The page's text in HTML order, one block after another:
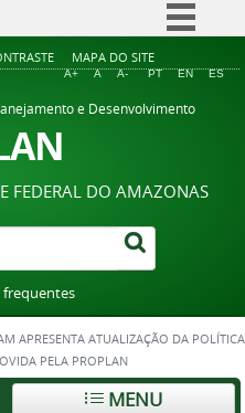
Simplifique!
Acesso à informação
Legislação
Canais
MAPA DO SITE
A+ A A- PT EN ES
e Desenvolvimento
FEDERAL DO AMAZONAS
frequentes
APRESENTA ATUALIZAÇÃO DA POLÍTICA
PELA PROPLAN
MENU